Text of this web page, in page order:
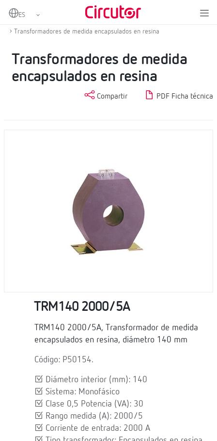
Home
Transformadores de corriente y shunts
Transformadores de medida encapsulados en resina
Transformadores de medida
encapsulados en resina
Compartir PDF Ficha técnica
TRM140 2000/5A
TRM140 2000/5A, Transformador de medida
encapsulados en resina, diámetro 140 mm
Código: P50154.
Diámetro interior (mm): 140
Sistema: Monofásico
Clase 0,5 Potencia (VA): 30
Rango medida (A): 2000/5
Corriente de entrada: 2000 A